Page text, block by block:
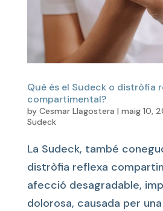
Què és el Sudeck o distròfia
compartimental?
by Cesmar Llagostera | maig 10,
Sudeck
La Sudeck, també
distròfia reflexa
afecció desagradable,
dolorosa, causada per